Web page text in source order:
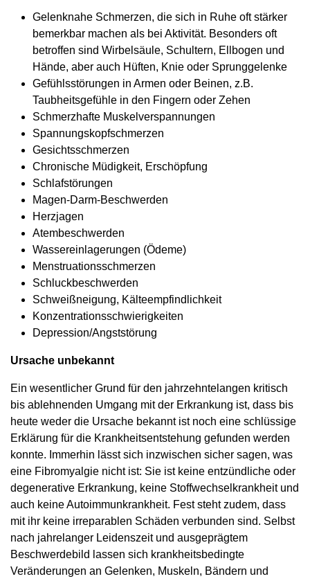
Gelenknahe Schmerzen, die sich in Ruhe oft stärker
bemerkbar machen als bei Aktivität. Besonders oft
betroffen sind Wirbelsäule, Schultern, Ellbogen und
Hände, aber auch Hüften, Knie oder Sprunggelenke
Gefühlsstörungen in Armen oder Beinen, z.B.
Taubheitsgefühle in den Fingern oder Zehen
Schmerzhafte Muskelverspannungen
Spannungskopfschmerzen
Gesichtsschmerzen
Chronische Müdigkeit, Erschöpfung
Schlafstörungen
Magen-Darm-Beschwerden
Herzjagen
Atembeschwerden
Wassereinlagerungen (Ödeme)
Menstruationsschmerzen
Schluckbeschwerden
Schweißneigung, Kälteempfindlichkeit
Konzentrationsschwierigkeiten
Depression/Angststörung
Ursache unbekannt
Ein wesentlicher Grund für den jahrzehntelangen kritisch
bis ablehnenden Umgang mit der Erkrankung ist, dass bis
heute weder die Ursache bekannt ist noch eine schlüssige
Erklärung für die Krankheitsentstehung gefunden werden
konnte. Immerhin lässt sich inzwischen sicher sagen, was
eine Fibromyalgie nicht ist: Sie ist keine entzündliche oder
degenerative Erkrankung, keine Stoffwechselkrankheit und
auch keine Autoimmunkrankheit. Fest steht zudem, dass
mit ihr keine irreparablen Schäden verbunden sind. Selbst
nach jahrelanger Leidenszeit und ausgeprägtem
Beschwerdebild lassen sich krankheitsbedingte
Veränderungen an Gelenken, Muskeln, Bändern und